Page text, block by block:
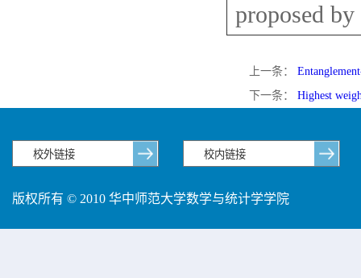
proposed
上一条：
下一条： Highest
版权所有 © 2010 华中师范大学数学与统计学学院